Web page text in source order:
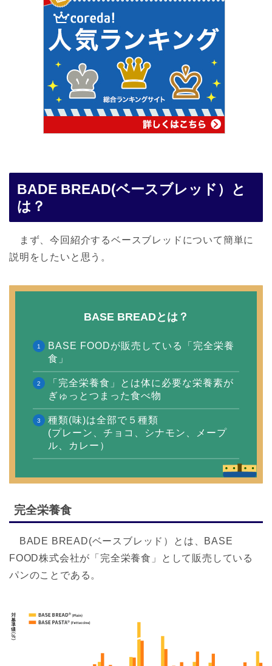
BADE BREAD(ベースブレッド）と
は？
まず、今回紹介するベースブレッドについて簡単に
説明をしたいと思う。
BASE BREADとは？
BASE FOODが販売している「完全栄養
食」
「完全栄養食」とは体に必要な栄養素が
ぎゅっとつまった食べ物
種類(味)は全部で５種類
(プレーン、チョコ、シナモン、メープ
ル、カレー）
完全栄養食
BADE BREAD(ベースブレッド）とは、BASE
FOOD株式会社が「完全栄養食」として販売している
パンのことである。